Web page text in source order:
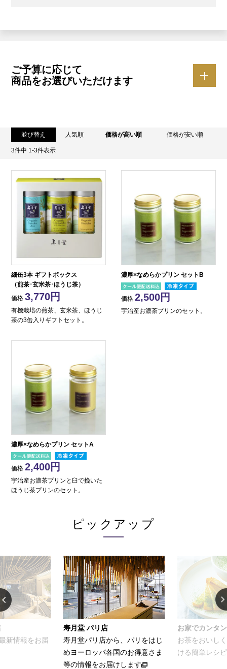
ご予算に応じて
商品をお選びいただけます
並び替え 人気順 価格が高い順 価格が安い順
3件中 1-3件表示
細缶3本 ギフトボックス
（煎茶･玄米茶･ほうじ茶）
価格 3,770
有機栽培の煎茶、玄米茶、ほうじ
茶の3缶入りギフトセット。
濃厚×なめらかプリン セットB
価格 2,500
宇治産お濃茶プリンのセット。
濃厚×なめらかプリン セットA
価格 2,400
宇治産お濃茶プリンと臼で挽いた
ほうじ茶プリンのセット。
ピックアップ
新情報をお届
寿月堂 パリ店
寿月堂パリ店から、パリをはじ
めヨーロッパ各国のお得意さま
等の情報をお届けします
お家でカンタ
お茶をおいし
ける簡単レシ